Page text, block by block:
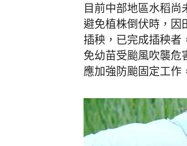
目前中部地區水稻尚
避免植株倒伏時，因
插秧，已完成插秧者
免幼苗受颱風吹襲危
應加強防颱固定工作